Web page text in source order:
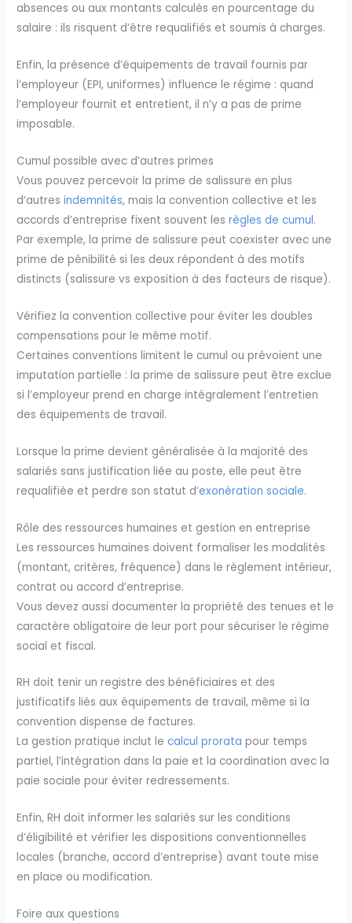
absences ou aux montants calculés en pourcentage du
salaire : ils risquent d’être requalifiés et soumis à charges.
Enfin, la présence d’équipements de travail fournis par
l’employeur (EPI, uniformes) influence le régime : quand
l’employeur fournit et entretient, il n’y a pas de prime
imposable.
Cumul possible avec d’autres primes
Vous pouvez percevoir la prime de salissure en plus
d’autresindemnités, mais la convention collective et les
accords d’entreprise fixent souvent lesrègles de cumul.
Par exemple, la prime de salissure peut coexister avec une
prime de pénibilité si les deux répondent à des motifs
distincts (salissure vs exposition à des facteurs de risque).
Vérifiez la convention collective pour éviter les doubles
compensations pour le même motif.
Certaines conventions limitent le cumul ou prévoient une
imputation partielle : la prime de salissure peut être exclue
si l’employeur prend en charge intégralement l’entretien
des équipements de travail.
Lorsque la prime devient généralisée à la majorité des
salariés sans justification liée au poste, elle peut être
requalifiée et perdre son statut d’exonération sociale.
Rôle des ressources humaines et gestion en entreprise
Les ressources humaines doivent formaliser les modalités
(montant, critères, fréquence) dans le règlement intérieur,
contrat ou accord d’entreprise.
Vous devez aussi documenter la propriété des tenues et le
caractère obligatoire de leur port pour sécuriser le régime
social et fiscal.
RH doit tenir un registre des bénéficiaires et des
justificatifs liés aux équipements de travail, même si la
convention dispense de factures.
La gestion pratique inclut lecalcul prorata pour temps
partiel, l’intégration dans la paie et la coordination avec la
paie sociale pour éviter redressements.
Enfin, RH doit informer les salariés sur les conditions
d’éligibilité et vérifier les dispositions conventionnelles
locales (branche, accord d’entreprise) avant toute mise
en place ou modification.
Foire aux questions